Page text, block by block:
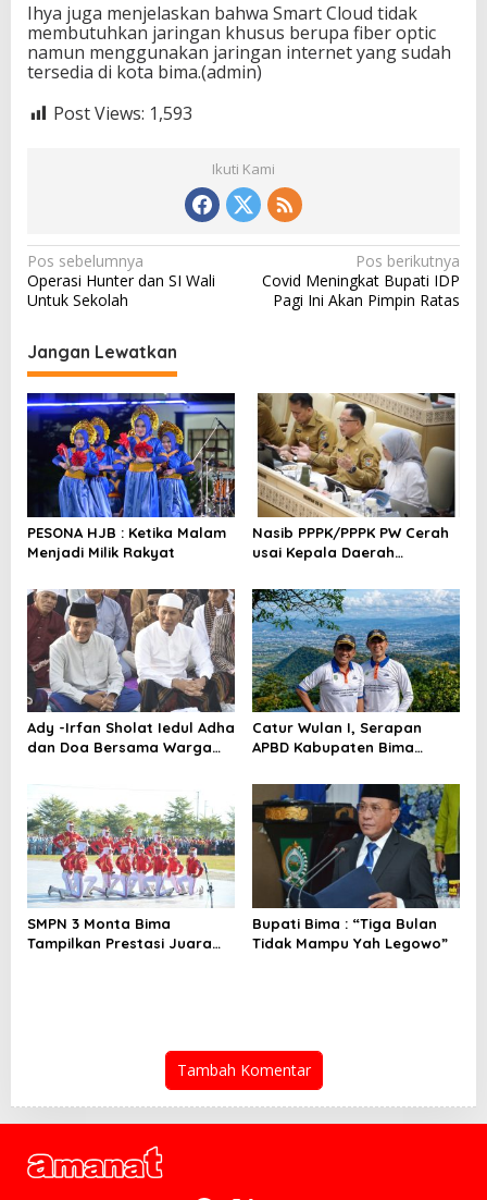
Ihya juga menjelaskan bahwa Smart Cloud tidak
membutuhkan jaringan khusus berupa fiber optic
namun menggunakan jaringan internet yang sudah
tersedia di kota bima.(admin)
Post Views: 1,593
Ikuti Kami
N
a
i
g
a
i
p
o
s
Pos sebelumnya
Operasi Hunter dan SI Wali
Untuk Sekolah
Pos berikutnya
Covid Meningkat Bupati IDP
Pagi Ini Akan Pimpin Ratas
Jangan Lewatkan
PESONA HJB : Ketika Malam
Menjadi Milik Rakyat
Nasib PPPK/PPPK PW Cerah
usai Kepala Daerah
RB dan DPR RI
Ady -Irfan Sholat Iedul Adha
dan Doa Bersama Warga
Catur Wulan I, Serapan
APBD Kabupaten Bima
SMPN 3 Monta Bima
Tampilkan Prestasi Juara
Bupati Bima : “Tiga Bulan
Tidak Mampu Yah Legowo”
Tambah Komentar